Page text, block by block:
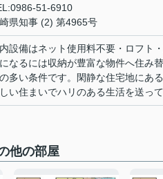
51-6910
県知事 (2) 第4965号
設備はネット使用料不要・ロフト
なるには収納が豊富な物件へ住み
多い条件です。閑静な住宅地にあ
い住まいでハリのある生活を送っ
他の部屋